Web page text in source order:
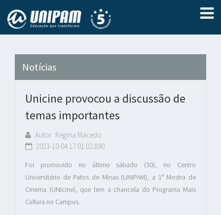
Notícias
Unicine provocou a discussão de
temas importantes
Autor: Regina Macedo
2023-10-04 17:01:02.890
Foi promovido no último sábado (30), no Centro
Universitário de Patos de Minas (UNIPAM), a 1ª Mostra de
Cinema (UNIcine), que tem a chancela do Programa Mais
Cultura no Campus.